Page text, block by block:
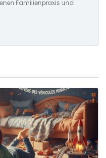
Familienpraxis und